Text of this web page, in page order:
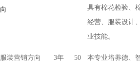
向
具有棉花检验、
经营、服装设计
业技能。
服装营销方向 3年 50 本专业培养德、